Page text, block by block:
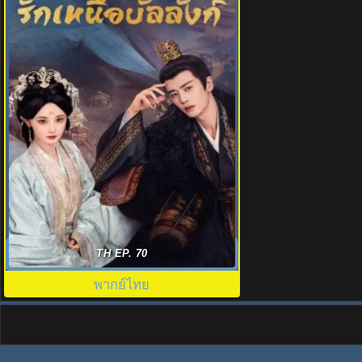
รักเหนือบัลลังก์ (2025) Love & Crown
พากย์ไทย EP.1-37 (จบ)
TH EP. 70
พากย์ไทย